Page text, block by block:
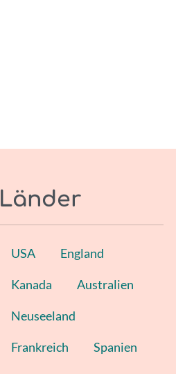
Länder
USA England
Kanada Australien
Neuseeland
Frankreich Spanien